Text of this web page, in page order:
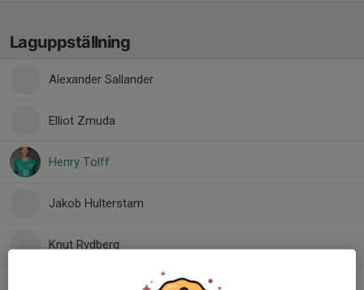
Laguppställning
Alexander Sallander
Elliot Zmuda
Henry Tolff
Jakob Hulterstam
Knut Rydberg